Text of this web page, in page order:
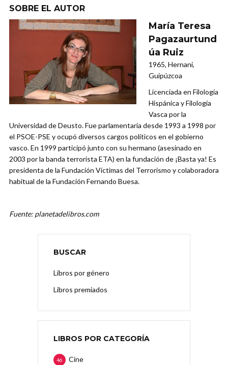
SOBRE EL AUTOR
María Teresa
Pagazaurtund
úa Ruiz
1965, Hernani,
Guipúzcoa
Licenciada en Filología
Hispánica y Filología
Vasca por la
Universidad de Deusto. Fue parlamentaria desde 1993 a 1998 por
el PSOE-PSE y ocupó diversos cargos políticos en el gobierno
vasco. En 1999 participó junto con su hermano (asesinado en
2003 por la banda terrorista ETA) en la fundación de ¡Basta ya! Es
presidenta de la Fundación Víctimas del Terrorismo y colaboradora
habitual de la Fundación Fernando Buesa.
Fuente: planetadelibros.com
BUSCAR
Libros por género
Libros premiados
LIBROS POR CATEGORÍA
Cine
46